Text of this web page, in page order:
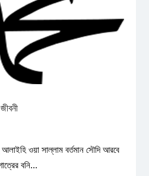
ওয়া সাল্লাম বর্তমান সৌদি আরবে
বনি...